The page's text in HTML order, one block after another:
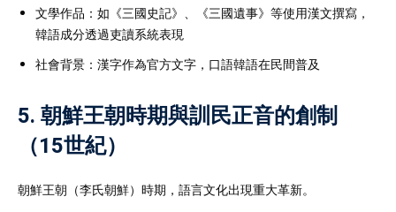
文學作品：如《三國史記》、《三國遺事》等使用漢文撰寫，
韓語成分透過吏讀系統表現
社會背景：漢字作為官方文字，口語韓語在民間普及
5. 朝鮮王朝時期與訓民正音的創制
（15世紀）
朝鮮王朝（李氏朝鮮）時期，語言文化出現重大革新。